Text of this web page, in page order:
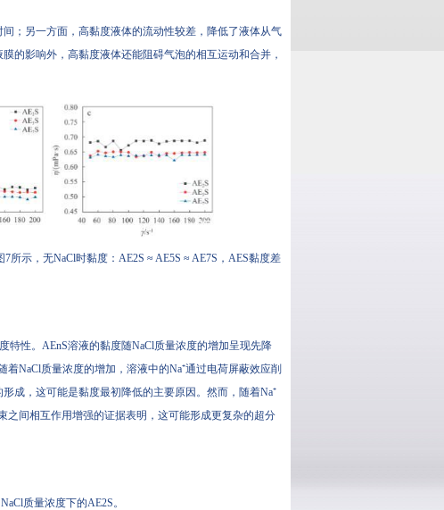
；另一方面，高黏度液体的流动性较差，降低了液体从气
的影响外，高黏度液体还能阻碍气泡的相互运动和合并，
所示，无NaCl时黏度：AE2S ≈ AE5S ≈ AE7S，AES黏度差
特性。AEnS溶液的黏度随NaCl质量浓度的增加呈现先降
NaCl质量浓度的增加，溶液中的Na⁺通过电荷屏蔽效应削
成，这可能是黏度最初降低的主要原因。然而，随着Na⁺
之间相互作用增强的证据表明，这可能形成更复杂的超分
质量浓度下的AE2S。